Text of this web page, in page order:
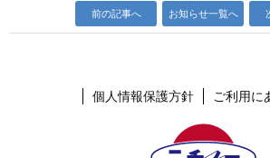
前の記事へ お知らせ一覧へ
個人情報保護方針 ご利用に